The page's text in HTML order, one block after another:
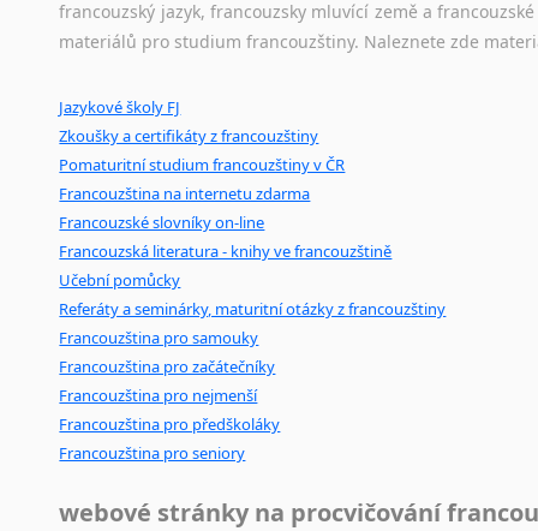
původního zdroje textu.
Mix pomůcek, jež
poradny a pravidla pravopisu nebo
francouzský jazyk, francouzsky mluvící země a
materiálů pro studium francouzštiny. Naleznete zde
Jazykové školy FJ
Zkoušky a certifikáty z francouzštiny
Pomaturitní studium francouzštiny v ČR
Francouzština na internetu zdarma
Francouzské slovníky on-line
Francouzská literatura - knihy ve francouzštině
Učební pomůcky
Referáty a seminárky, maturitní otázky z francouzštiny
Francouzština pro samouky
Francouzština pro začátečníky
Francouzština pro nejmenší
Francouzština pro předškoláky
Francouzština pro seniory
webové stránky na procvičování